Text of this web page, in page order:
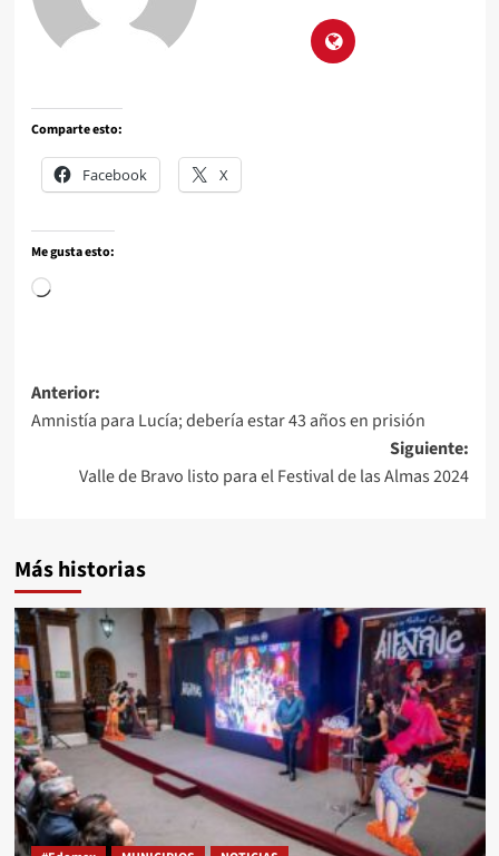
Comparte esto:
Facebook X
Me gusta esto:
Anterior:
Amnistía para Lucía; debería estar 43 años en prisión
Siguiente:
Valle de Bravo listo para el Festival de las Almas 2024
Más historias